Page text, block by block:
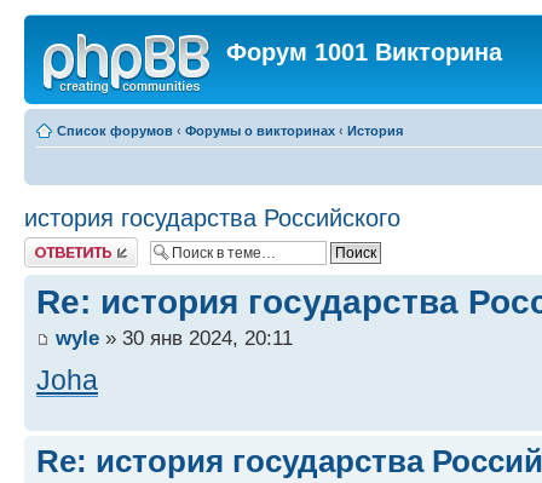
Форум 1001 Викторина
Список форумов ‹ Форумы о викторинах ‹ История
история государства Российского
Ответить
Re: история государства
wyle » 30 янв 2024, 20:11
Joha
Re: история государства